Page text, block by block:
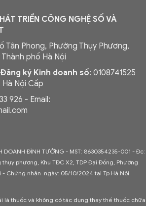
TRIỂN CÔNG NGHỆ SỐ VÀ
Tân Phong, Phường Thụy Phương,
phố Hà Nội
ký Kinh doanh số: 0108741525
Nội Cấp
926 - Email:
DOANH ĐÌNH TƯỞNG - MST: 8630354235-001 - Đc:
thụy phương, Khu TĐC X2, TDP Đại Đồng, Phường
- Chứng nhận ngày: 05/10/2024 tại Tp Hà Nội.
là thuốc và không có tác dụng thay thế thuốc chữa